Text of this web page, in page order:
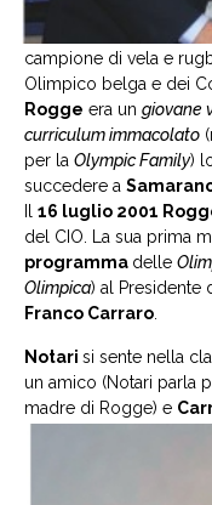
campione di vela e
Olimpico belga e dei
Rogge era un giovane
curriculum immacolato
per la Olympic Family)
succedere a
Il 16 luglio 2001
del CIO. La sua prima
programma delle
Olimpica) al Presidente
Franco Carraro.
Notari si sente nella
un amico (Notari parla
madre di Rogge) e